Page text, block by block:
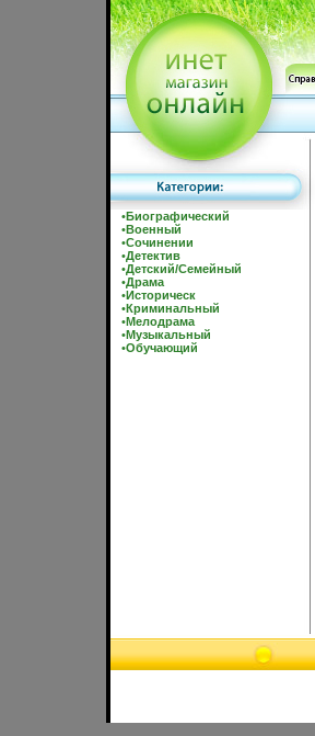
•Биографический
•Военный
•Сочинении
•Детектив
•Детский/Семейный
•Драма
•Историческ
•Криминальный
•Мелодрама
•Музыкальный
•Обучающий